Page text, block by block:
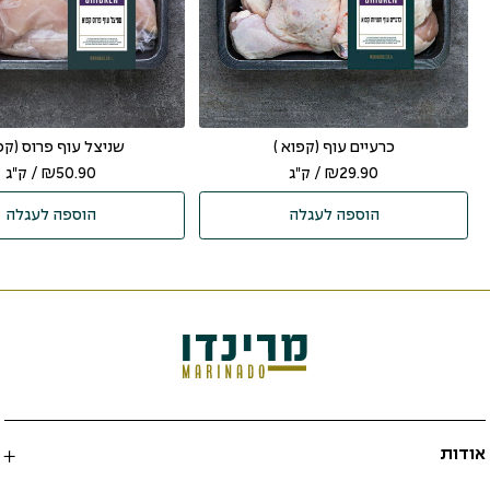
כרעיים עוף (קפוא )
₪29.90 / ק"ג
הוספה לעגלה
שניצל עוף פרוס
₪50.90 / ק"ג
הוספה לעגלה
אודות